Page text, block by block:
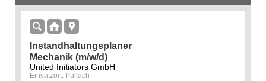
Instandhaltungsplaner
Mechanik (m/w/d)
United Initiators GmbH
Einsatzort: Pullach